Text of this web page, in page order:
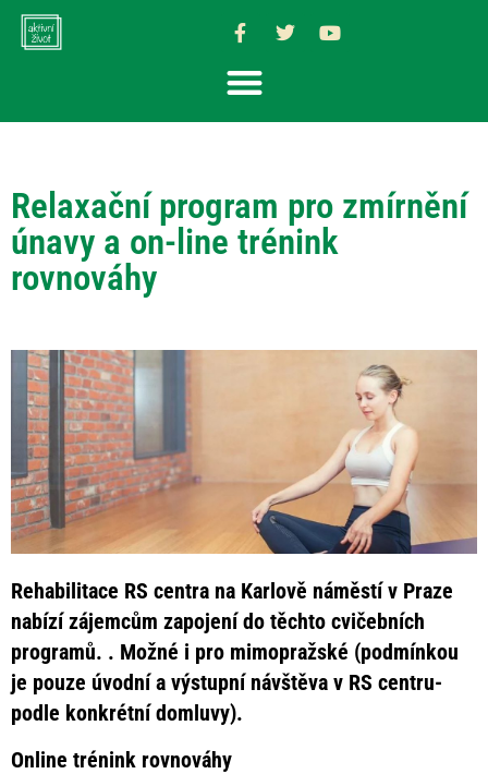
Relaxační program pro zmírnění
únavy a on-line trénink
rovnováhy
Rehabilitace RS centra na Karlově náměstí v Praze
nabízí zájemcům zapojení do těchto cvičebních
programů. . Možné i pro mimopražské (podmínkou
je pouze úvodní a výstupní návštěva v RS centru-
podle konkrétní domluvy).
Online trénink rovnováhy